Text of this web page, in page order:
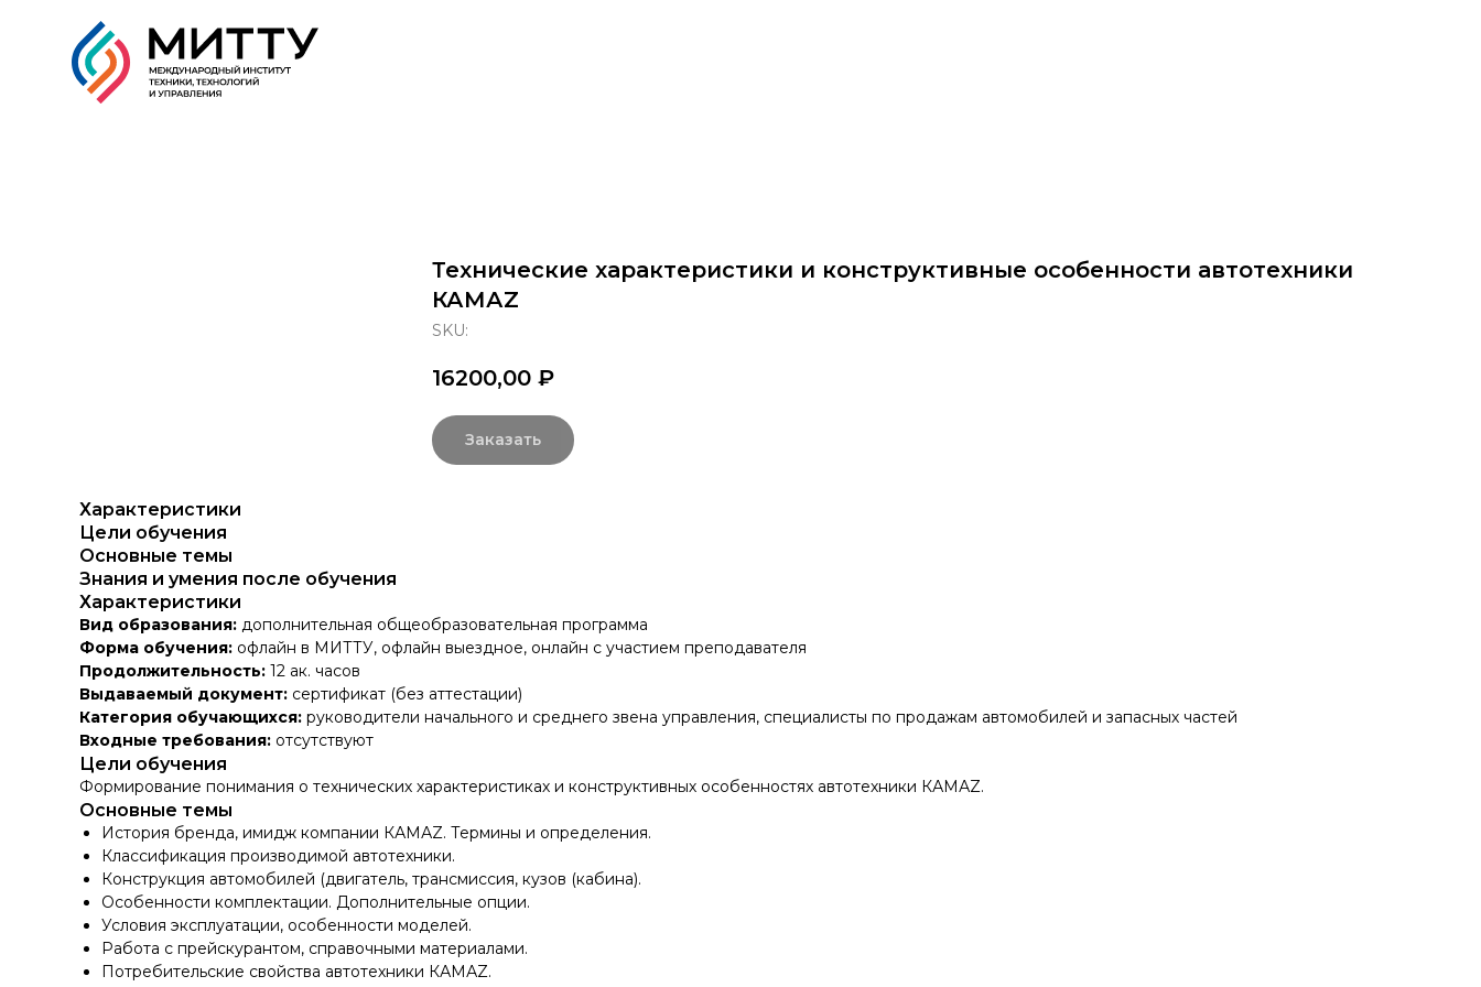
Технические характеристики и конструктивные особенности автотехники
КАМАZ
SKU:
16200,00 ₽
Заказать
Характеристики
Цели обучения
Основные темы
Знания и умения после обучения
Характеристики
Вид образования: дополнительная общеобразовательная программа
Форма обучения: офлайн в МИТТУ, офлайн выездное, онлайн с участием преподавателя
Продолжительность: 12 ак. часов
Выдаваемый документ: сертификат (без аттестации)
Категория обучающихся: руководители начального и среднего звена управления, специалисты по продажам автомобилей и запасных частей
Входные требования: отсутствуют
Цели обучения
Формирование понимания о технических характеристиках и конструктивных особенностях автотехники КАМАZ.
Основные темы
История бренда, имидж компании КАМАZ. Термины и определения.
Классификация производимой автотехники.
Конструкция автомобилей (двигатель, трансмиссия, кузов (кабина).
Особенности комплектации. Дополнительные опции.
Условия эксплуатации, особенности моделей.
Работа с прейскурантом, справочными материалами.
Потребительские свойства автотехники КАМАZ.